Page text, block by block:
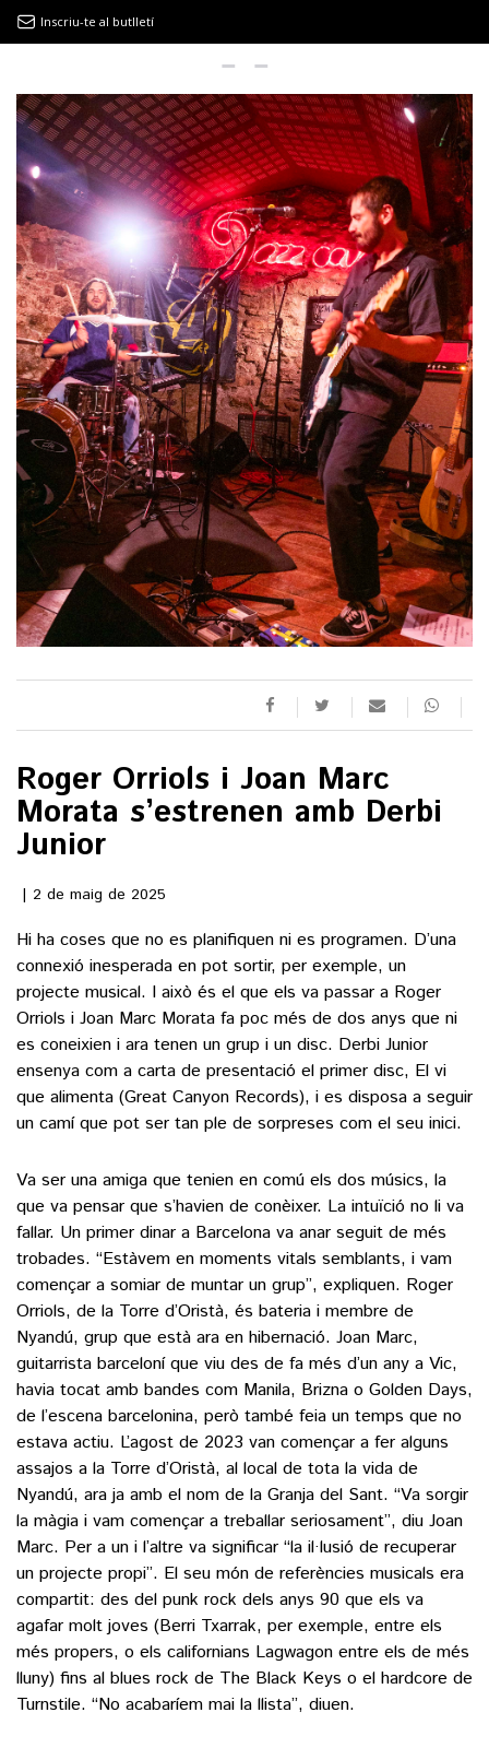
9MAGAZÍN
EL CLÀSSIC | ALBERT PLA
“LA VIDA ÉS COM LA MAR: SEMPRE BUSCA L’EQUILIBRI”
NOVETATS DISCOGRÀFIQUES
EL CLÀSSIC | ELS 3 TAMBORS
TEMÀTIQUES
()
()
ACTUALITAT
SOCIETAT
ECONOMIA
VEURE TOTES
CULTURA
ARTS ESCÈNIQUES
CULTURA POPULAR
VEURE TOTES
SUPLEMENTS
BLOGOSFERA
Inscriu-te al butlletí
Roger Orriols i Joan Marc
Morata s’estrenen amb Derbi
Junior
2 de maig de 2025
Hi ha coses que no es planifiquen ni es programen. D’una
connexió inesperada en pot sortir, per exemple, un
projecte musical. I això és el que els va passar a Roger
Orriols i Joan Marc Morata fa poc més de dos anys que ni
es coneixien i ara tenen un grup i un disc. Derbi Junior
ensenya com a carta de presentació el primer disc, El vi
que alimenta (Great Canyon Records), i es disposa a seguir
un camí que pot ser tan ple de sorpreses com el seu inici.
Va ser una amiga que tenien en comú els dos músics, la
que va pensar que s’havien de conèixer. La intuïció no li va
fallar. Un primer dinar a Barcelona va anar seguit de més
trobades. “Estàvem en moments vitals semblants, i vam
començar a somiar de muntar un grup”, expliquen. Roger
Orriols, de la Torre d’Oristà, és bateria i membre de
Nyandú, grup que està ara en hibernació. Joan Marc,
guitarrista barceloní que viu des de fa més d’un any a Vic,
havia tocat amb bandes com Manila, Brizna o Golden Days,
de l’escena barcelonina, però també feia un temps que no
estava actiu. L’agost de 2023 van començar a fer alguns
assajos a la Torre d’Oristà, al local de tota la vida de
Nyandú, ara ja amb el nom de la Granja del Sant. “Va sorgir
la màgia i vam començar a treballar seriosament”, diu Joan
Marc. Per a un i l’altre va significar “la il·lusió de recuperar
un projecte propi”. El seu món de referències musicals era
compartit: des del punk rock dels anys 90 que els va
agafar molt joves (Berri Txarrak, per exemple, entre els
més propers, o els californians Lagwagon entre els de més
lluny) fins al blues rock de The Black Keys o el hardcore de
Turnstile. “No acabaríem mai la llista”, diuen.